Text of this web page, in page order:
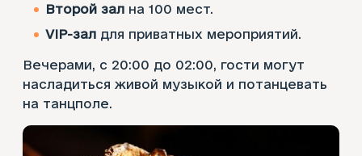
Второй зал на 100 мест.​
VIP-зал для приватных мероприятий.​
Вечерами, с 20:00 до 02:00, гости могут
насладиться живой музыкой и потанцевать
на танцполе.